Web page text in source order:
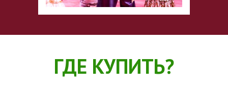
ГДЕ КУПИТЬ?